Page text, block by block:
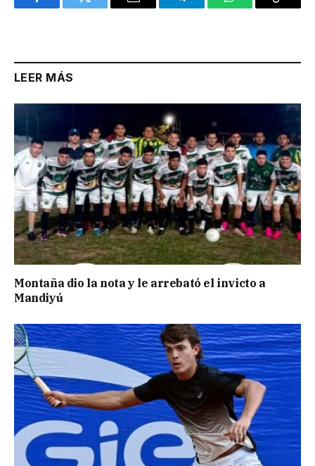
FacebookTwitter Email TelegramWhatsAppCopy
LEER MÁS
Montaña dio la nota y le arrebató el invicto a
Mandiyú